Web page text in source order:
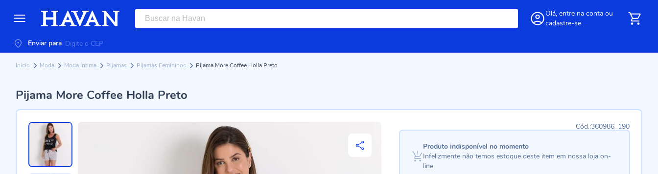
Olá, entre na conta ou
cadastre-se
Enviar para
Início Moda Moda Íntima Pijamas Pijamas Femininos Pijama More Coffee Holla Preto
Pijama More Coffee Holla Preto
360986_190
Produto indisponível no momento
Infelizmente não temos estoque deste item em nossa loja on-
line